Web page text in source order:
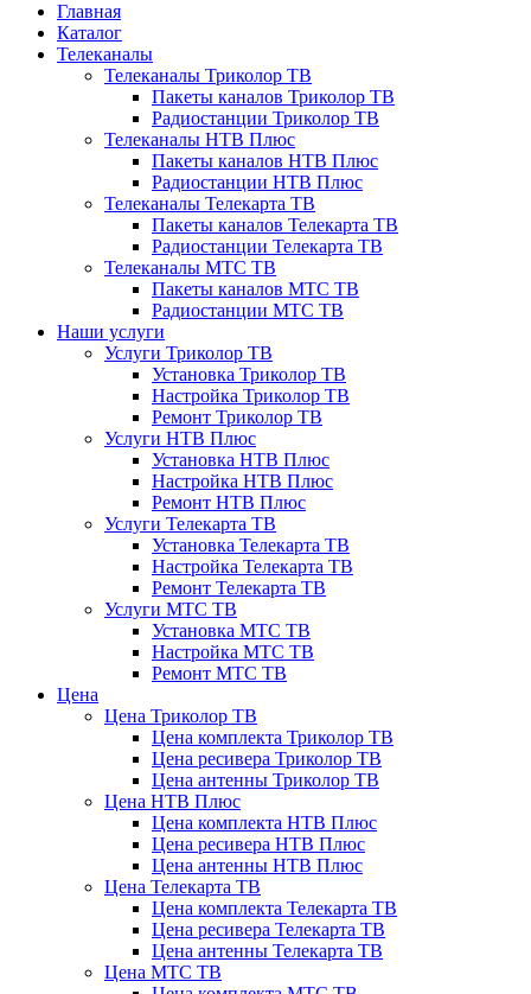
Главная
Каталог
Телеканалы
Телеканалы Триколор ТВ
Пакеты каналов Триколор ТВ
Радиостанции Триколор ТВ
Телеканалы НТВ Плюс
Пакеты каналов НТВ Плюс
Радиостанции НТВ Плюс
Телеканалы Телекарта ТВ
Пакеты каналов Телекарта ТВ
Радиостанции Телекарта ТВ
Телеканалы МТС ТВ
Пакеты каналов МТС ТВ
Радиостанции МТС ТВ
Наши услуги
Услуги Триколор ТВ
Установка Триколор ТВ
Настройка Триколор ТВ
Ремонт Триколор ТВ
Услуги НТВ Плюс
Установка НТВ Плюс
Настройка НТВ Плюс
Ремонт НТВ Плюс
Услуги Телекарта ТВ
Установка Телекарта ТВ
Настройка Телекарта ТВ
Ремонт Телекарта ТВ
Услуги МТС ТВ
Установка МТС ТВ
Настройка МТС ТВ
Ремонт МТС ТВ
Цена
Цена Триколор ТВ
Цена комплекта Триколор ТВ
Цена ресивера Триколор ТВ
Цена антенны Триколор ТВ
Цена НТВ Плюс
Цена комплекта НТВ Плюс
Цена ресивера НТВ Плюс
Цена антенны НТВ Плюс
Цена Телекарта ТВ
Цена комплекта Телекарта ТВ
Цена ресивера Телекарта ТВ
Цена антенны Телекарта ТВ
Цена МТС ТВ